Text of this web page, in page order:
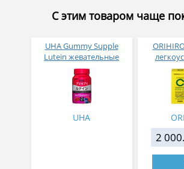
С этим товаром чаще
UHA Gummy Supple
Lutein жевательные
витамины для глаз с
лютеином и черникой
со вкусом ягод № 60
UHA
2